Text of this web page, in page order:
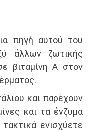
πηγή αυτού του
άλλων ζωτικής
βιταμίνη Α στον
και παρέχουν
και τα ένζυμα
ενισχύετε